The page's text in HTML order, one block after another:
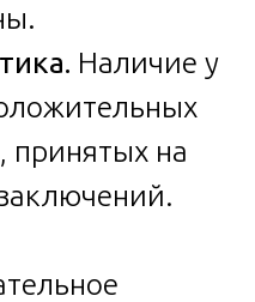
Наличие у
принятых на